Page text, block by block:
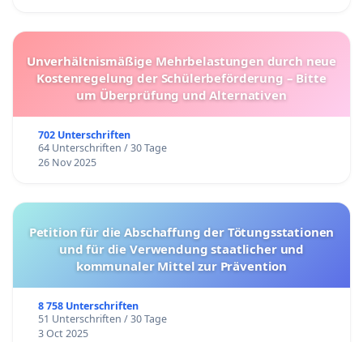
Unverhältnismäßige Mehrbelastungen durch neue
Kostenregelung der Schülerbeförderung – Bitte
um Überprüfung und Alternativen
702 Unterschriften
64 Unterschriften / 30 Tage
26 Nov 2025
Petition für die Abschaffung der Tötungsstationen
und für die Verwendung staatlicher und
kommunaler Mittel zur Prävention
8 758 Unterschriften
51 Unterschriften / 30 Tage
3 Oct 2025